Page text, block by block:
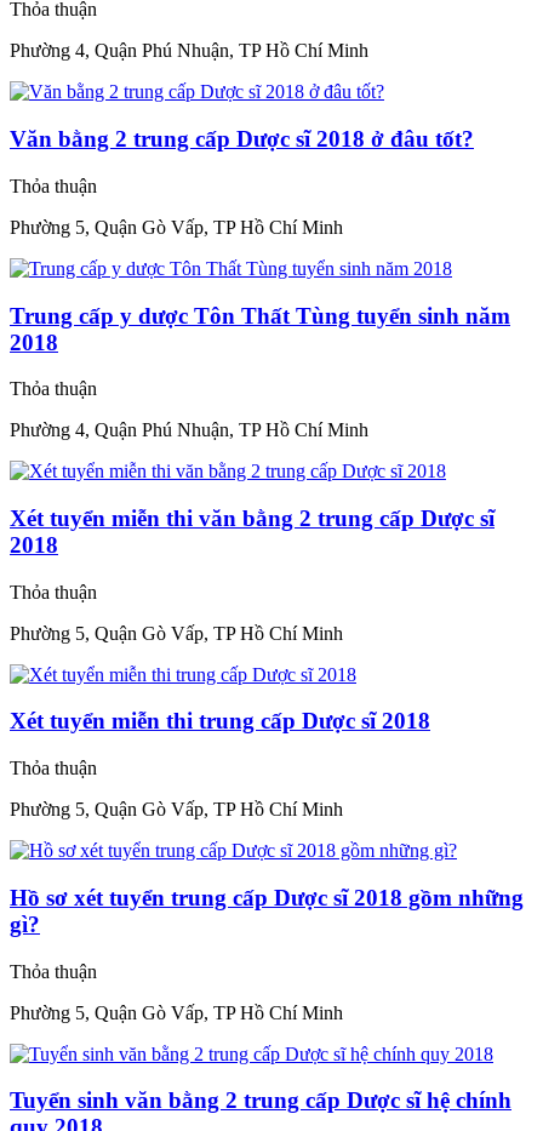
Thỏa thuận
Phường 4, Quận Phú Nhuận, TP Hồ Chí Minh
Văn bằng 2 trung cấp Dược sĩ 2018 ở đâu tốt?
Thỏa thuận
Phường 5, Quận Gò Vấp, TP Hồ Chí Minh
Trung cấp y dược Tôn Thất Tùng tuyển sinh năm
2018
Thỏa thuận
Phường 4, Quận Phú Nhuận, TP Hồ Chí Minh
Xét tuyển miễn thi văn bằng 2 trung cấp Dược sĩ
2018
Thỏa thuận
Phường 5, Quận Gò Vấp, TP Hồ Chí Minh
Xét tuyển miễn thi trung cấp Dược sĩ 2018
Thỏa thuận
Phường 5, Quận Gò Vấp, TP Hồ Chí Minh
Hồ sơ xét tuyển trung cấp Dược sĩ 2018 gồm những
gì?
Thỏa thuận
Phường 5, Quận Gò Vấp, TP Hồ Chí Minh
Tuyển sinh văn bằng 2 trung cấp Dược sĩ hệ chính